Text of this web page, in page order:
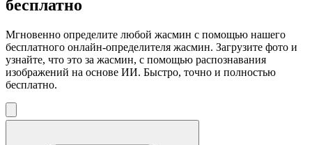
бесплатно
Мгновенно определите любой жасмин с помощью нашего
бесплатного онлайн-определителя жасмин. Загрузите фото и
узнайте, что это за жасмин, с помощью распознавания
изображений на основе ИИ. Быстро, точно и полностью
бесплатно.